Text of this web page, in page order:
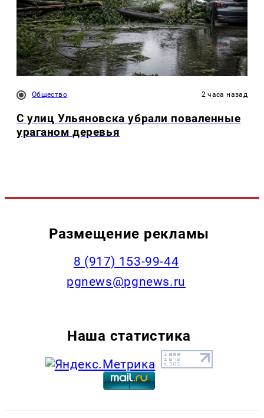
Общество 2 часа назад
С улиц Ульяновска убрали поваленные
ураганом деревья
Размещение рекламы
‭8 (917) 153-99-44
pgnews@pgnews.ru
Наша статистика